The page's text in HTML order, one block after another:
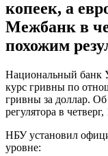
копеек, а
Межбанк в
похожим
Национальный банк
курс гривны по
гривны за доллар. Об
регулятора в
НБУ установил
уровне: